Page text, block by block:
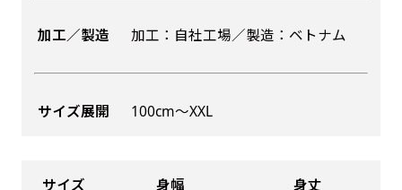
加工／製造 加工：自社工場／製造：ベトナム
サイズ展開 100cm〜XXL
サイズ 身幅 身丈